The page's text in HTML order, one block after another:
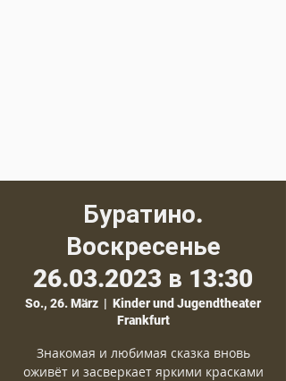
Буратино.
Воскресенье
26.03.2023 в 13:30
So., 26. März
  |
Kinder und Jugendtheater
Frankfurt
Знакомая и любимая сказка вновь
оживёт и засверкает яркими красками